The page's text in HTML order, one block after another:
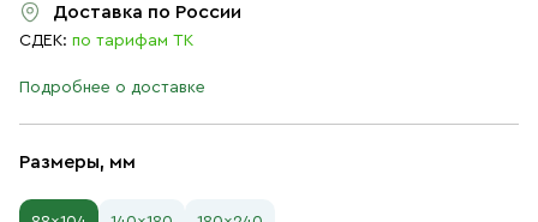
Размеры, мм
Доставка по России
СДЕК: по тарифам ТК
Подробнее о доставке